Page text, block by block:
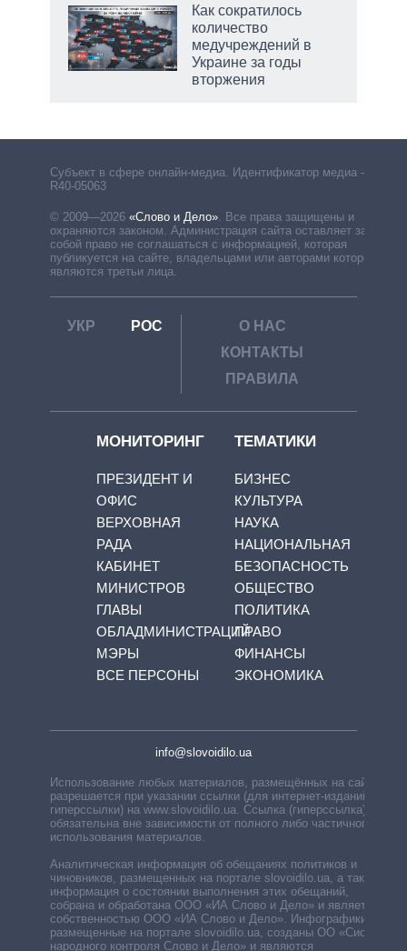
Как сократилось
количество
медучреждений в
Украине за годы
вторжения
Субъект в сфере онлайн-медиа. Идентификатор медиа –
R40-05063
© 2009—2026 «Слово и Дело». Все права защищены и
охраняются законом. Администрация сайта оставляет за
собой право не соглашаться с информацией, которая
публикуется на сайте, владельцами или авторами которой
являются третьи лица.
УКР РОС
О НАС
КОНТАКТЫ
ПРАВИЛА
МОНИТОРИНГ
ПРЕЗИДЕНТ И
ОФИС
ВЕРХОВНАЯ
РАДА
КАБИНЕТ
МИНИСТРОВ
ГЛАВЫ
ОБЛАДМИНИСТРАЦИЙ
МЭРЫ
ВСЕ ПЕРСОНЫ
ТЕМАТИКИ
БИЗНЕС
КУЛЬТУРА
НАУКА
НАЦИОНАЛЬНАЯ
БЕЗОПАСНОСТЬ
ОБЩЕСТВО
ПОЛИТИКА
ПРАВО
ФИНАНСЫ
ЭКОНОМИКА
info@slovoidilo.ua
Использование любых материалов, размещённых на сайте,
разрешается при указании ссылки (для интернет-изданий —
гиперссылки) на www.slovoidilo.ua. Ссылка (гиперссылка)
обязательна вне зависимости от полного либо частичного
использования материалов.
Аналитическая информация об обещаниях политиков и
чиновников, размещенных на портале slovoidilo.ua, а также
информация о состоянии выполнения этих обещаний,
собрана и обработана ООО «ИА Слово и Дело» и является
собственностью ООО «ИА Слово и Дело». Инфографики,
размещенные на портале slovoidilo.ua, созданы ОО «Система
народного контроля Слово и Дело» и являются